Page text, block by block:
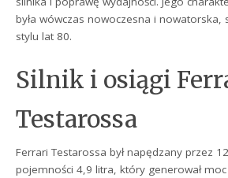
była wówczas nowoczesna i nowatorska,
stylu lat 80.
Silnik i osiągi
Testarossa
Ferrari Testarossa był napędzany przez
pojemności 4,9 litra, który generował